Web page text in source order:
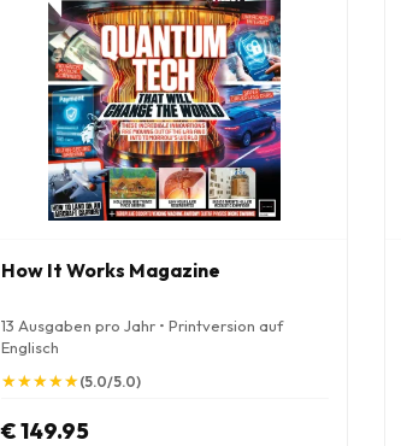
How It Works Magazine
13 Ausgaben pro Jahr • Printversion auf
Englisch
★
★★
★★
★★
★★
★(5.0/5.0)
€ 149.95